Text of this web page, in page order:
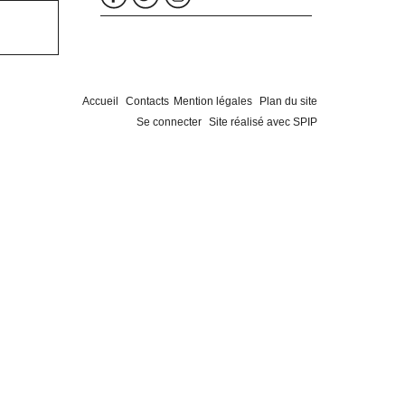
Accueil Contacts Mention légales
Plan du site
Se connecter Site réalisé avec SPIP